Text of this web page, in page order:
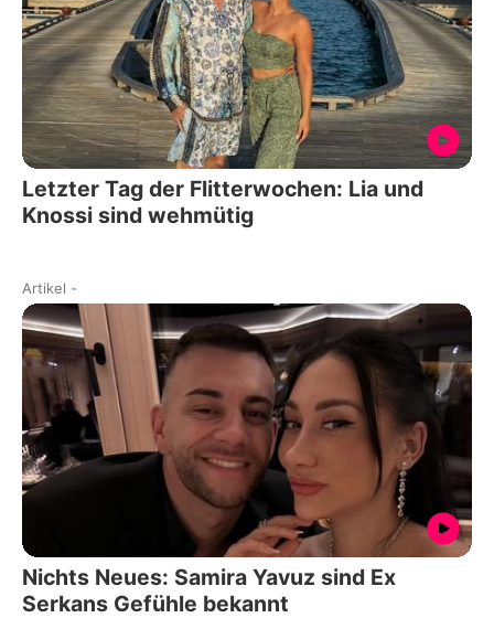
Letzter Tag der Flitterwochen: Lia und
Knossi sind wehmütig
Artikel -
Nichts Neues: Samira Yavuz sind Ex
Serkans Gefühle bekannt